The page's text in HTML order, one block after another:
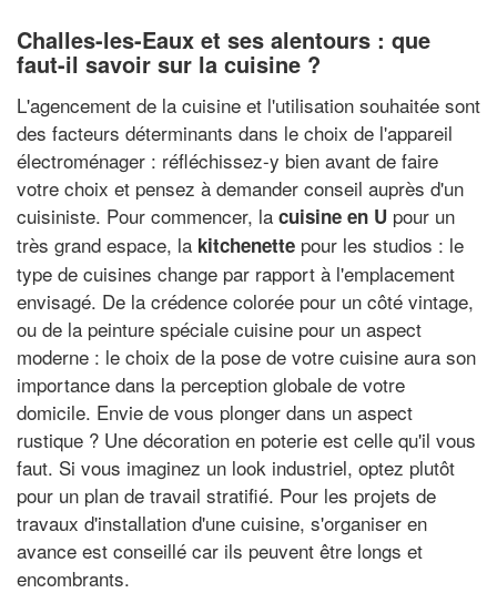
Challes-les-Eaux et ses alentours : que
faut-il savoir sur la cuisine ?
L'agencement de la cuisine et l'utilisation souhaitée sont
des facteurs déterminants dans le choix de l'appareil
électroménager : réfléchissez-y bien avant de faire
votre choix et pensez à demander conseil auprès d'un
cuisiniste. Pour commencer, la cuisine en U pour un
très grand espace, la kitchenette pour les studios : le
type de cuisines change par rapport à l'emplacement
envisagé. De la crédence colorée pour un côté vintage,
ou de la peinture spéciale cuisine pour un aspect
moderne : le choix de la pose de votre cuisine aura son
importance dans la perception globale de votre
domicile. Envie de vous plonger dans un aspect
rustique ? Une décoration en poterie est celle qu'il vous
faut. Si vous imaginez un look industriel, optez plutôt
pour un plan de travail stratifié. Pour les projets de
travaux d'installation d'une cuisine, s'organiser en
avance est conseillé car ils peuvent être longs et
encombrants.